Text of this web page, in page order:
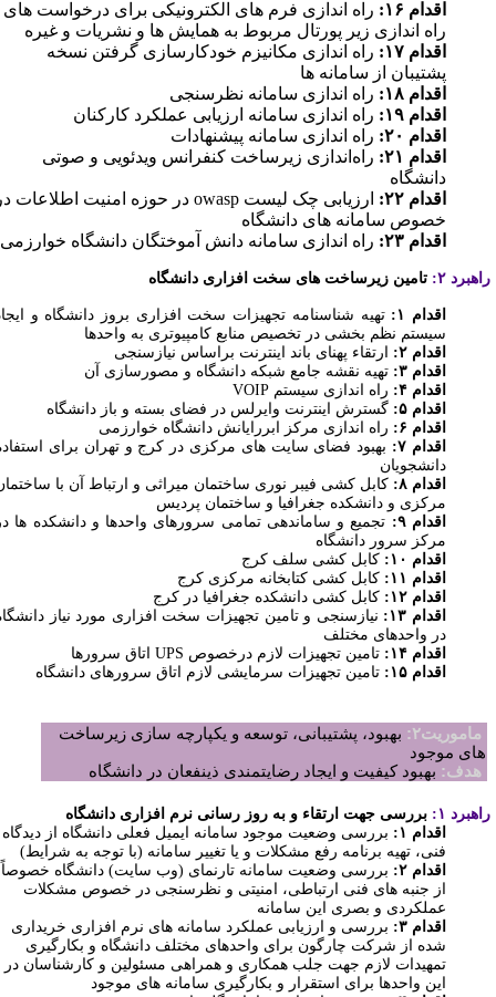
اقدام ۱۶:
راه اندازی فرم های الکترونیکی برای درخواست های
راه اندازی زیر پورتال مربوط به همایش ها و نشریات و غیره
اقدام ۱۷:
راه اندازی مکانیزم خودکارسازی گرفتن نسخه
پشتیبان از سامانه ها
اقدام ۱۸:
راه اندازی سامانه نظرسنجی
اقدام ۱۹:
راه اندازی سامانه ارزیابی عملکرد کارکنان
اقدام ۲۰:
راه اندازی سامانه پیشنهادات
اقدام ۲۱:
راه‌اندازی زیرساخت کنفرانس ویدئویی و صوتی
دانشگاه
اقدام ۲۲:
ارزیابی چک لیستowaspدر حوزه امنیت اطلاعات در
خصوص سامانه های دانشگاه
اقدام ۲۳:
راه اندازی سامانه دانش آموختگان دانشگاه خوارزمی
۲: تامین زیرساخت های سخت افزاری دانشگاه
اقدام ۱:
تهیه شناسنامه تجهیزات سخت افزاری بروز دانشگاه و ایجاد
سیستم نظم بخشی در تخصیص منابع کامپیوتری به واحدها
اقدام ۲:
ارتقاء پهنای باند اینترنت براساس نیازسنجی
اقدام ۳:
تهیه نقشه جامع شبکه دانشگاه و مصورسازی آن
اقدام ۴:
راه اندازی سیستمVOIP
اقدام ۵:
گسترش اینترنت وایرلس در فضای بسته و باز دانشگاه
اقدام ۶:
راه اندازی مرکز ابررایانش دانشگاه خوارزمی
اقدام ۷:
بهبود فضای سایت های مرکزی در کرج و تهران برای استفاده
دانشجویان
اقدام ۸:
کابل کشی فیبر نوری ساختمان میراثی و ارتباط آن با ساختمان
مرکزی و دانشکده جغرافیا و ساختمان پردیس
اقدام ۹:
تجمیع و ساماندهی تمامی سرورهای واحدها و دانشکده ها در
مرکز سرور دانشگاه
اقدام ۱۰:
کابل کشی سلف کرج
اقدام ۱۱:
کابل کشی کتابخانه مرکزی کرج
اقدام ۱۲:
کابل کشی دانشکده جغرافیا در کرج
اقدام ۱۳:
نیازسنجی و تامین تجهیزات سخت افزاری مورد نیاز دانشگاه
در واحدهای مختلف
اقدام ۱۴:
تامین تجهیزات لازم درخصوص UPSاتاق سرورها
اقدام ۱۵:
تامین تجهیزات سرمایشی لازم اتاق سرورهای دانشگاه
ماموریت۲:
بهبود، پشتیبانی، توسعه و یکپارچه سازی زیرساخت
های موجود
هدف:بهبود کیفیت و ایجاد رضایتمندی ذینفعان در دانشگاه
۱:
بررسی جهت ارتقاء و به روز رسانی نرم افزاری دانشگاه
اقدام ۱:
بررسی وضعیت موجود سامانه ایمیل فعلی دانشگاه از دیدگاه
فنی، تهیه برنامه رفع مشکلات و یا تغییر سامانه (با توجه به شرایط)
اقدام ۲:
بررسی وضعیت سامانه تارنمای (وب سایت) دانشگاه خصوصاً
از جنبه های فنی ارتباطی، امنیتی و نظرسنجی در خصوص مشکلات
عملکردی و بصری این سامانه
اقدام ۳:
بررسی و ارزیابی عملکرد سامانه های نرم افزاری خریداری
شده از شرکت چارگون برای واحدهای مختلف دانشگاه و بکارگیری
تمهیدات لازمجهت جلب همکاری و همراهی مسئولین و کارشناسان در
این واحدها برای استقرار و بکارگیری سامانه های موجود